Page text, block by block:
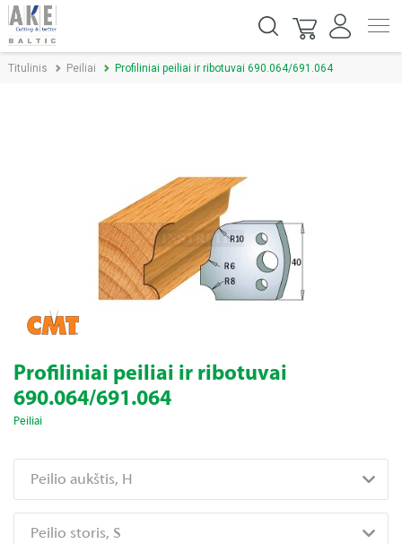
Titulinis Peiliai Profiliniai peiliai ir ribotuvai 690.064/691.064
Profiliniai peiliai ir ribotuvai
690.064/691.064
Peiliai
Peilio aukštis, H
Peilio storis, S